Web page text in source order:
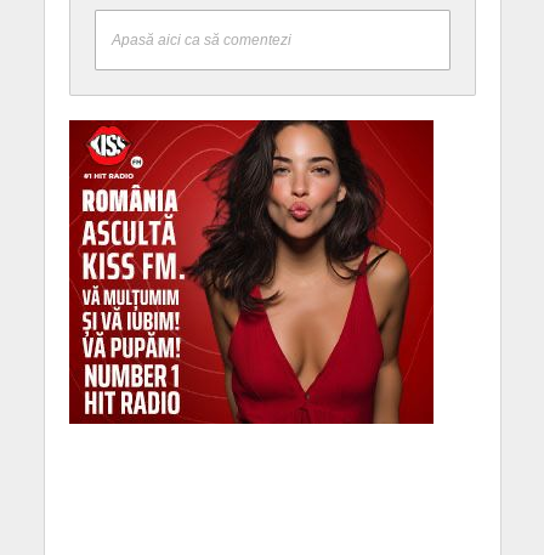
Apasă aici ca să comentezi